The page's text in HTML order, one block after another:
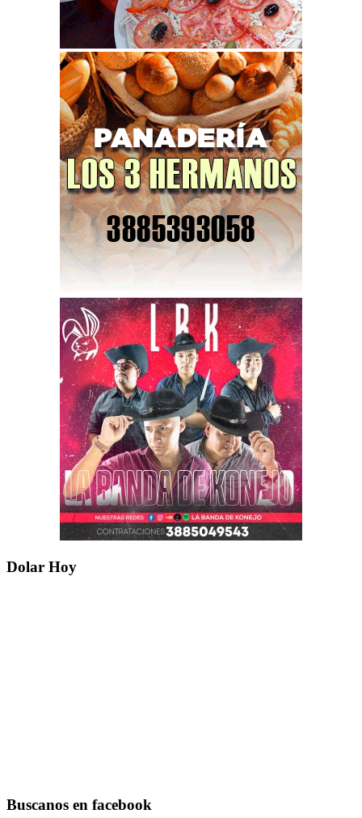
Dolar Hoy
Buscanos en facebook